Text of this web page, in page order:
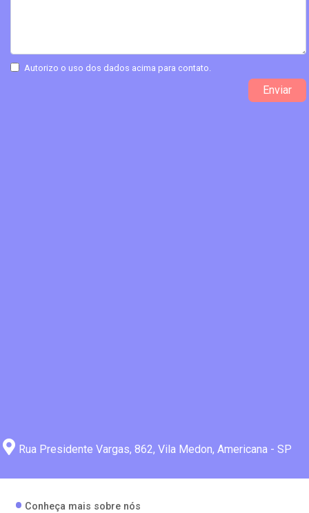
Autorizo o uso dos dados acima para contato.
Enviar
Rua Presidente Vargas, 862, Vila Medon, Americana - SP
Conheça mais sobre nós